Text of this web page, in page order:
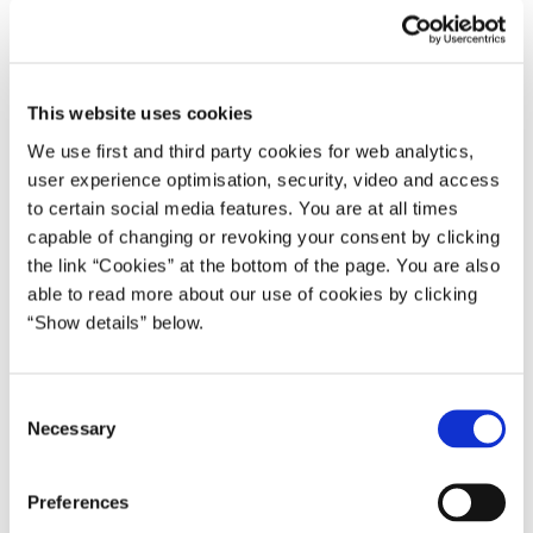
This website uses cookies
We use first and third party cookies for web analytics,
user experience optimisation, security, video and access
to certain social media features. You are at all times
capable of changing or revoking your consent by clicking
the link “Cookies” at the bottom of the page. You are also
able to read more about our use of cookies by clicking
“Show details” below.
Necessary
Preferences
Irak og Syrien. Med det nye bidrag – som både indeholder
kendetegnet Danmarks indsats mod terrorbevægelsen fra
start”, afslutter udenrigsminister Anders Samuelsen.